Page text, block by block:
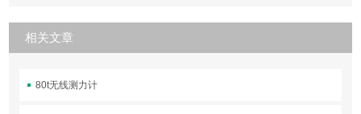
相关文章
80t无线测力计